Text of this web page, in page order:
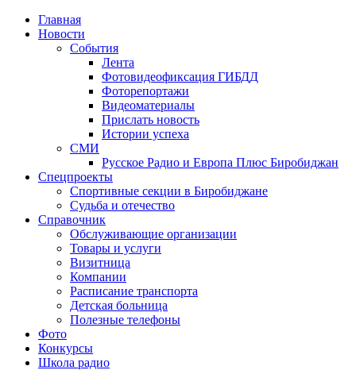
Главная
Новости
События
Лента
Фотовидеофиксация ГИБДД
Фоторепортажи
Видеоматериалы
Прислать новость
Истории успеха
СМИ
Русское Радио и Европа Плюс Биробиджан
Спецпроекты
Спортивные секции в Биробиджане
Судьба и отечество
Справочник
Обслуживающие организации
Товары и услуги
Визитница
Компании
Расписание транспорта
Детская больница
Полезные телефоны
Фото
Конкурсы
Школа радио